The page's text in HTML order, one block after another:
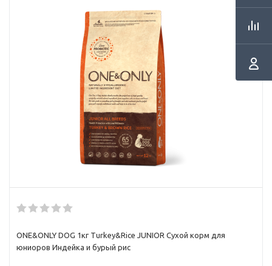
ONE&ONLY DOG 1кг Turkey&Rice JUNIOR Сухой корм для
юниоров Индейка и бурый рис